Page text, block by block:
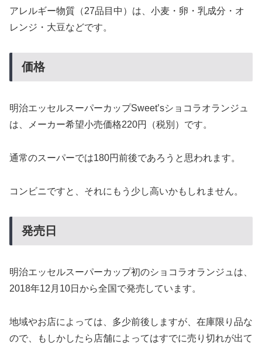
アレルギー物質（27品目中）は、小麦・卵・乳成分・オ
レンジ・大豆などです。
価格
明治エッセルスーパーカップSweet’sショコラオランジュ
は、メーカー希望小売価格220円（税別）です。
通常のスーパーでは180円前後であろうと思われます。
コンビニですと、それにもう少し高いかもしれません。
発売日
明治エッセルスーパーカップ初のショコラオランジュは、
2018年12月10日から全国で発売しています。
地域やお店によっては、多少前後しますが、在庫限り品な
ので、もしかしたら店舗によってはすでに売り切れが出て